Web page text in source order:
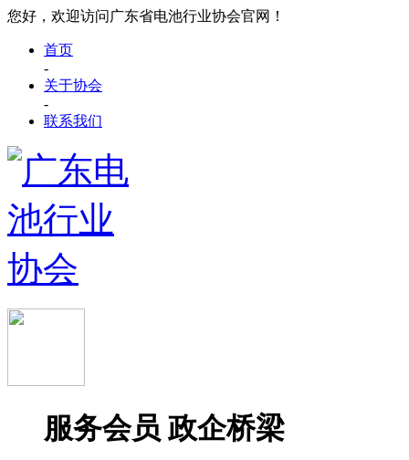
您好，欢迎访问广东省电池行业协会官网！
首页
-
关于协会
-
联系我们
服务会员 政企桥梁